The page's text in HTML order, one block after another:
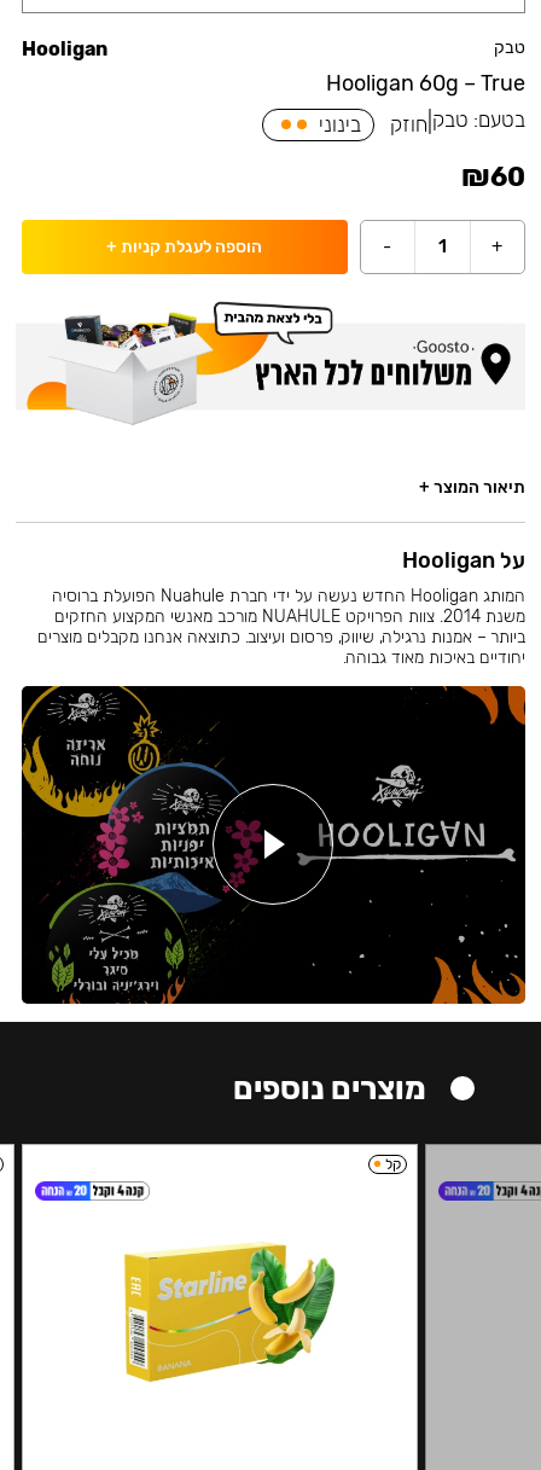
טבק
Hooligan 60g – True
Hooligan
בטעם: טבק חוזק בינוני
₪60
+
1
- הוספה לעגלת קניות +
תיאור המוצר +
על Hooligan
המותג Hooligan החדש נעשה על ידי חברת Nuahule הפועלת ברוסיה
משנת 2014. צוות הפרויקט NUAHULE מורכב מאנשי המקצוע החזקים
ביותר – אמנות נרגילה, שיווק, פרסום ועיצוב. כתוצאה אנחנו מקבלים מוצרים
יחודיים באיכות מאוד גבוהה.
מוצרים נוספים
קל